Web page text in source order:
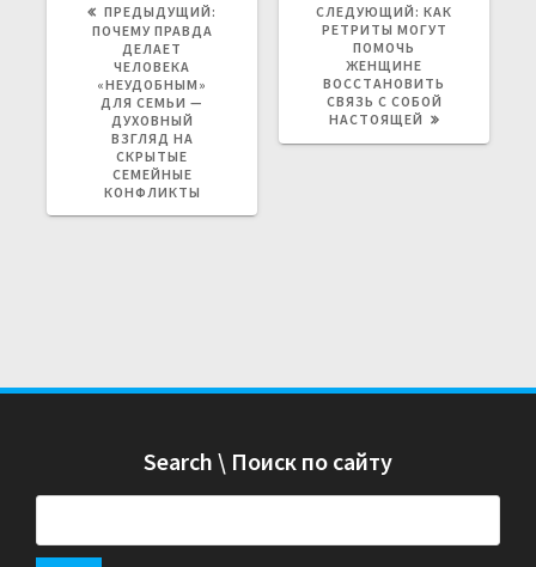
ПРЕДЫДУЩИЙ:
ПОЧЕМУ ПРАВДА
ДЕЛАЕТ
ЧЕЛОВЕКА
«НЕУДОБНЫМ»
ДЛЯ СЕМЬИ —
ДУХОВНЫЙ
ВЗГЛЯД НА
СКРЫТЫЕ
СЕМЕЙНЫЕ
КОНФЛИКТЫ
СЛЕДУЮЩИЙ: С
Л
У
Ю
Щ
КАК
РЕТРИТЫ МОГУТ
ПОМОЧЬ
ЖЕНЩИНЕ
ВОССТАНОВИТЬ
СВЯЗЬ С СОБОЙ
НАСТОЯЩЕЙ
Search \ Поиск по сайту